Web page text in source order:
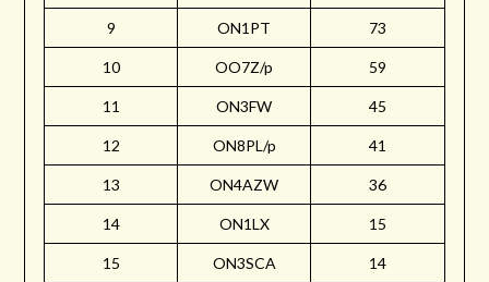
9 ON1PT 73
10 OO7Z/p 59
11 ON3FW 45
12 ON8PL/p 41
13 ON4AZW 36
14 ON1LX 15
15 ON3SCA 14